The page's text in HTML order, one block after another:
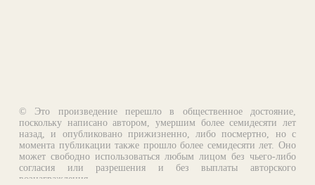
© Это произведение перешло в общественное достояние,
поскольку написано автором, умершим более семидесяти лет
назад, и опубликовано прижизненно, либо посмертно, но с
момента публикации также прошло более семидесяти лет. Оно
может свободно использоваться любым лицом без чьего-либо
согласия или разрешения и без выплаты авторского
вознаграждения.